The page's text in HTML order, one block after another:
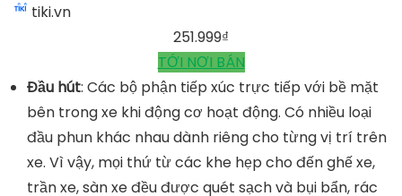
tiki.vn
251.999₫
TỚI NƠI BÁN
Đầu hút: Các bộ phận tiếp xúc trực tiếp với bề mặt
bên trong xe khi động cơ hoạt động. Có nhiều loại
đầu phun khác nhau dành riêng cho từng vị trí trên
xe. Vì vậy, mọi thứ từ các khe hẹp cho đến ghế xe,
trần xe, sàn xe đều được quét sạch và bụi bẩn, rác